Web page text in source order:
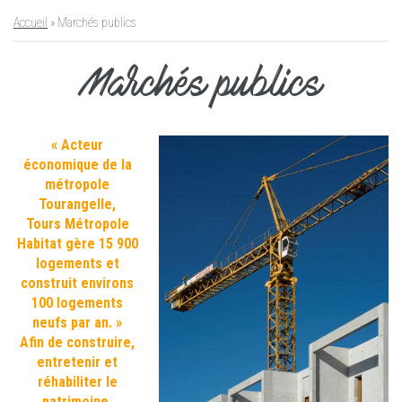
Accueil » Marchés publics
Marchés publics
« Acteur
économique de la
métropole
Tourangelle,
Tours Métropole
Habitat gère 15 900
logements et
construit environs
100 logements
neufs par an. »
Afin de construire,
entretenir et
réhabiliter le